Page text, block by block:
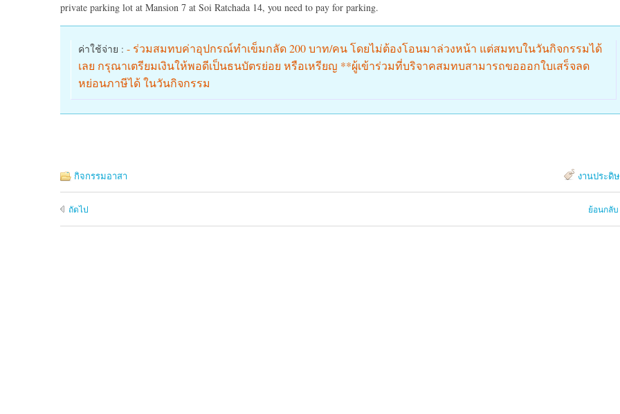
private parking lot at Mansion 7 at Soi Ratchada 14, you need to pay for parking.
ค่าใช้จ่าย : - ร่วมสมทบค่าอุปกรณ์ทำเข็มกลัด 200 บาท/คน โดยไม่ต้องโอนมาล่วงหน้า แต่สมทบในวันกิจกรรมได้
เลย กรุณาเตรียมเงินให้พอดีเป็นธนบัตรย่อย หรือเหรียญ **ผู้เข้าร่วมที่บริจาคสมทบสามารถขอออกใบเสร็จลด
หย่อนภาษีได้ ในวันกิจกรรม
กิจกรรมอาสา งานประดิ
ถัดไป ย้อนกลับ